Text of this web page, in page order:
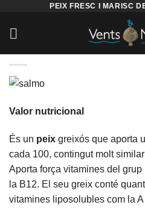
PEIX FRESC I MARISC
Valor nutricional
És un peix greixós que aporta
cada 100, contingut molt
Aporta força vitamines del
la B12. El seu greix conté
vitamines liposolubles com la